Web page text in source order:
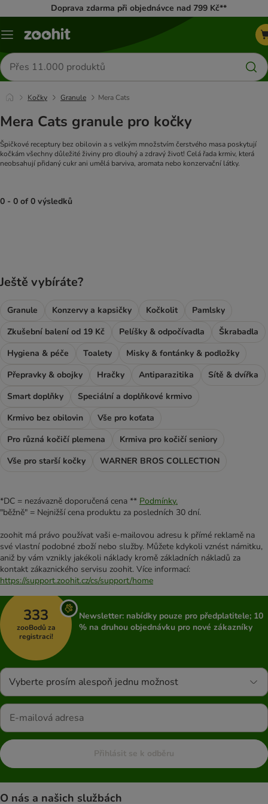
Doprava zdarma při objednávce nad 799 Kč**
Menu
Hledat
produkty
Kočky Granule Mera Cats
Mera Cats granule pro kočky
Špičkové receptury bez obilovin a s velkým množstvím čerstvého masa poskytují
kočkám všechny důležité živiny pro dlouhý a zdravý život! Celá řada krmiv, která
neobsahují přidaný cukr ani umělá barviva, aromata nebo konzervační látky.
0 - 0 of 0 výsledků
Ještě vybíráte?
Granule Konzervy a kapsičky Kočkolit
Pamlsky
Zkušební balení od 19 Kč
Pelíšky & odpočívadla
Škrabadla
Hygiena & péče
Toalety
Misky & fontánky & podložky
Přepravky & obojky
Hračky Antiparazitika
Sítě & dvířka
Smart doplňky
Speciální a doplňkové krmivo
Krmivo bez obilovin
Vše pro koťata
Pro různá kočičí plemena
Krmiva pro kočičí seniory
Vše pro starší kočky
WARNER BROS COLLECTION
*DC = nezávazně doporučená cena ** Podmínky.
"běžně" = Nejnižší cena produktu za posledních 30 dní.
zoohit má právo používat vaši e-mailovou adresu k přímé reklamě na
své vlastní podobné zboží nebo služby. Můžete kdykoli vznést námitku,
aniž by vám vznikly jakékoli náklady kromě základních nákladů za
kontakt zákaznického servisu zoohit. Více informací:
https://support.zoohit.cz/cs/support/home
333
zooBodů za
registraci!
Newsletter: nabídky pouze pro předplatitele; 10
% na druhou objednávku pro nové zákazníky
Vyberte prosím alespoň jednu možnost
Přihlásit se k odběru
O nás a našich službách